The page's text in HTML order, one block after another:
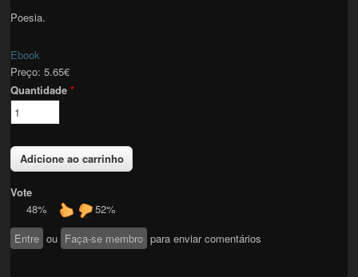
Poesia.
Ebook
Preço: 5.65€
Quantidade*
Vote
48%
52%
Entre ou Faça-se membro para enviar comentários